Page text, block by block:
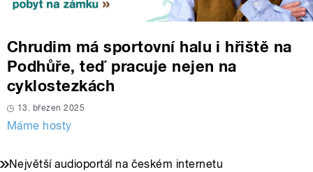
Chrudim má sportovní halu i hřiště na
Podhůře, teď pracuje nejen na
cyklostezkách
13. březen 2025
Máme hosty
Největší audioportál na českém internetu